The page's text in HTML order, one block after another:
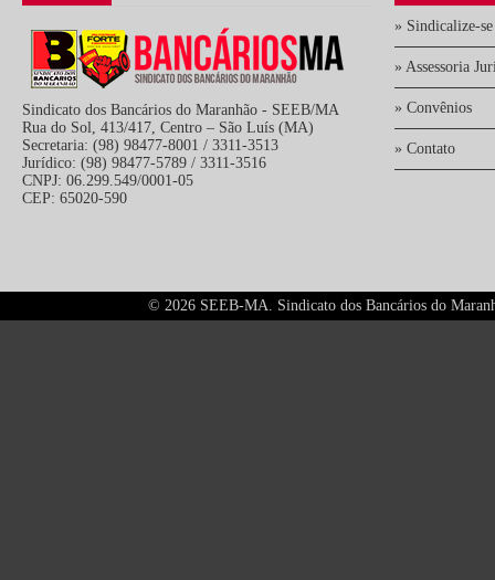
Sindicato dos Bancários do Maranhão - SEEB/MA
Rua do Sol, 413/417, Centro – São Luís (MA)
Secretaria: (98) 98477-8001 / 3311-3513
Jurídico: (98) 98477-5789 / 3311-3516
CNPJ: 06.299.549/0001-05
CEP: 65020-590
» Sindicalize-se
» Assessoria
» Convênios
» Contato
© 2026 SEEB-MA. Sindicato dos Bancários do